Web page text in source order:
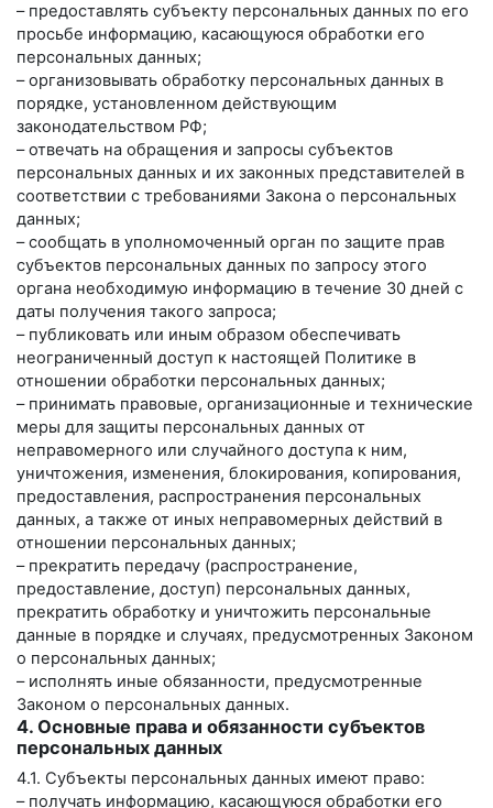
– предоставлять субъекту персональных данных по его
просьбе информацию, касающуюся обработки его
персональных данных;
– организовывать обработку персональных данных в
порядке, установленном действующим
законодательством РФ;
– отвечать на обращения и запросы субъектов
персональных данных и их законных представителей в
соответствии с требованиями Закона о персональных
данных;
– сообщать в уполномоченный орган по защите прав
субъектов персональных данных по запросу этого
органа необходимую информацию в течение 30 дней с
даты получения такого запроса;
– публиковать или иным образом обеспечивать
неограниченный доступ к настоящей Политике в
отношении обработки персональных данных;
– принимать правовые, организационные и технические
меры для защиты персональных данных от
неправомерного или случайного доступа к ним,
уничтожения, изменения, блокирования, копирования,
предоставления, распространения персональных
данных, а также от иных неправомерных действий в
отношении персональных данных;
– прекратить передачу (распространение,
предоставление, доступ) персональных данных,
прекратить обработку и уничтожить персональные
данные в порядке и случаях, предусмотренных Законом
о персональных данных;
– исполнять иные обязанности, предусмотренные
Законом о персональных данных.
4. Основные права и обязанности субъектов
персональных данных
4.1. Субъекты персональных данных имеют право:
– получать информацию, касающуюся обработки его